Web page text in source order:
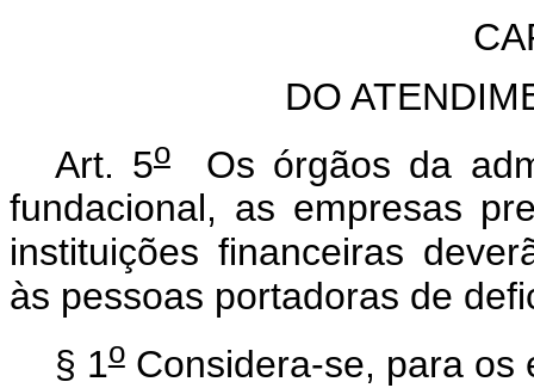
DO
Art. 5oOs órgãos da
fundacional, as empresas
instituições financeiras
às pessoas portadoras de
§ 1oConsidera-se, para os